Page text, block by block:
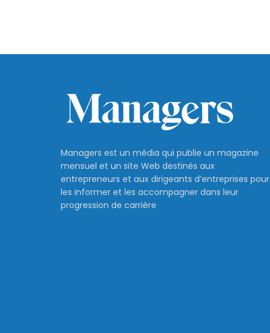
Managers est un média qui publie un magazine
mensuel et un site Web destinés aux
entrepreneurs et aux dirigeants d’entreprises pour
les informer et les accompagner dans leur
progression de carrière